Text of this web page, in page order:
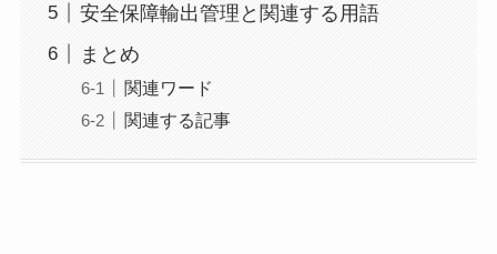
安全保障輸出管理と関連する用語
まとめ
関連ワード
関連する記事